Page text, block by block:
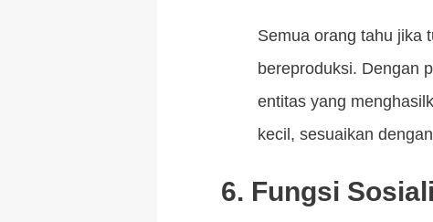
Semua orang tahu jika
bereproduksi. Dengan
entitas yang
kecil, sesuaikan
6. Fungsi